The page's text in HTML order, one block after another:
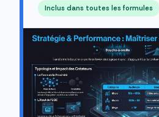
Inclus dans toutes les formules